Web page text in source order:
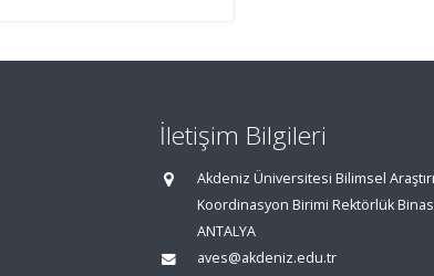
İletişim Bilgileri
Akdeniz Üniversitesi Bilimsel
Koordinasyon Birimi Rektörlük
ANTALYA
aves@akdeniz.edu.tr